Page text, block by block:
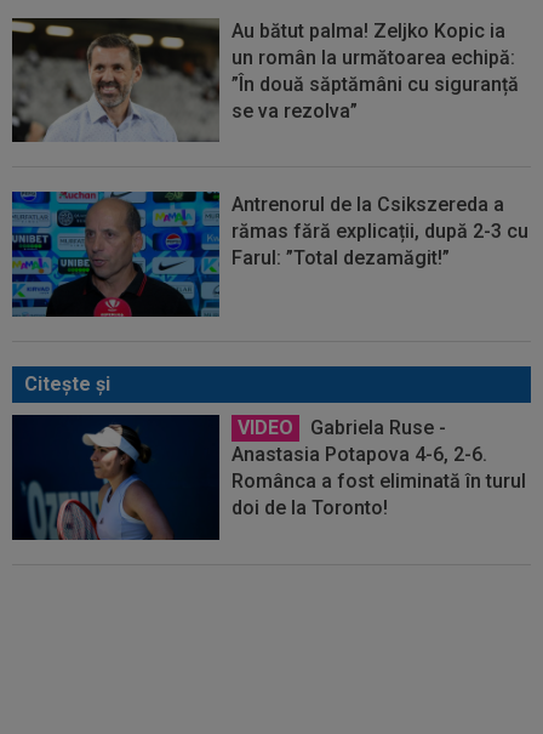
Au bătut palma! Zeljko Kopic ia
un român la următoarea echipă:
”În două săptămâni cu siguranță
se va rezolva”
Antrenorul de la Csikszereda a
rămas fără explicații, după 2-3 cu
Farul: ”Total dezamăgit!”
Citeşte şi
VIDEO
Gabriela Ruse -
Anastasia Potapova 4-6, 2-6.
Românca a fost eliminată în turul
doi de la Toronto!